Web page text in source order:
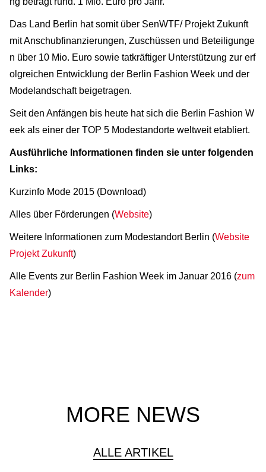
Das Land Berlin hat somit über SenWTF/ Projekt Zukunft
mit Anschubfinanzierungen, Zuschüssen und Beteiligunge
n über 10 Mio. Euro sowie tatkräftiger Unterstützung zur erf
olgreichen Entwicklung der Berlin Fashion Week und der
Modelandschaft beigetragen.
Seit den Anfängen bis heute hat sich die Berlin Fashion W
eek als einer der TOP 5 Modestandorte weltweit etabliert.
Ausführliche Informationen finden sie unter folgenden
Links:
Kurzinfo Mode 2015 (Download)
Alles über Förderungen (Website)
Weitere Informationen zum Modestandort Berlin (Website
Projekt Zukunft)
Alle Events zur Berlin Fashion Week im Januar 2016 (zum
Kalender)
MORE NEWS
ALLE ARTIKEL